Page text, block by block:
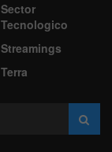
Sector
Tecnologico
Streamings
Terra